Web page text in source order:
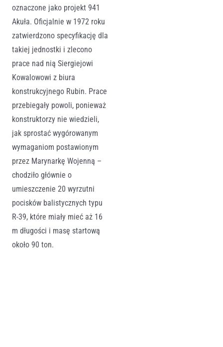
oznaczone jako projekt 941
Akuła. Oficjalnie w 1972 roku
zatwierdzono specyfikację dla
takiej jednostki i zlecono
prace nad nią Siergiejowi
Kowalowowi z biura
konstrukcyjnego Rubin. Prace
przebiegały powoli, ponieważ
konstruktorzy nie wiedzieli,
jak sprostać wygórowanym
wymaganiom postawionym
przez Marynarkę Wojenną –
chodziło głównie o
umieszczenie 20 wyrzutni
pocisków balistycznych typu
R-39, które miały mieć aż 16
m długości i masę startową
około 90 ton.